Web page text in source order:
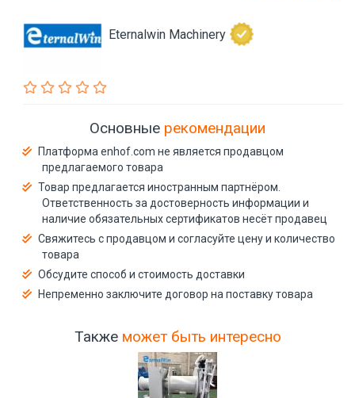
Eternalwin Machinery
Основные рекомендации
Платформа enhof.com не является продавцом
предлагаемого товара
Товар предлагается иностранным партнёром.
Ответственность за достоверность информации и
наличие обязательных сертификатов несёт продавец
Свяжитесь с продавцом и согласуйте цену и количество
товара
Обсудите способ и стоимость доставки
Непременно заключите договор на поставку товара
Также может быть интересно